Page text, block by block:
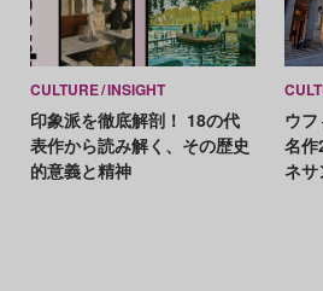
CULTURE INSIGHT
印象派を徹底解剖！ 18の代
表作から読み解く、その歴史
的意義と精神
ウ
名
ネサ